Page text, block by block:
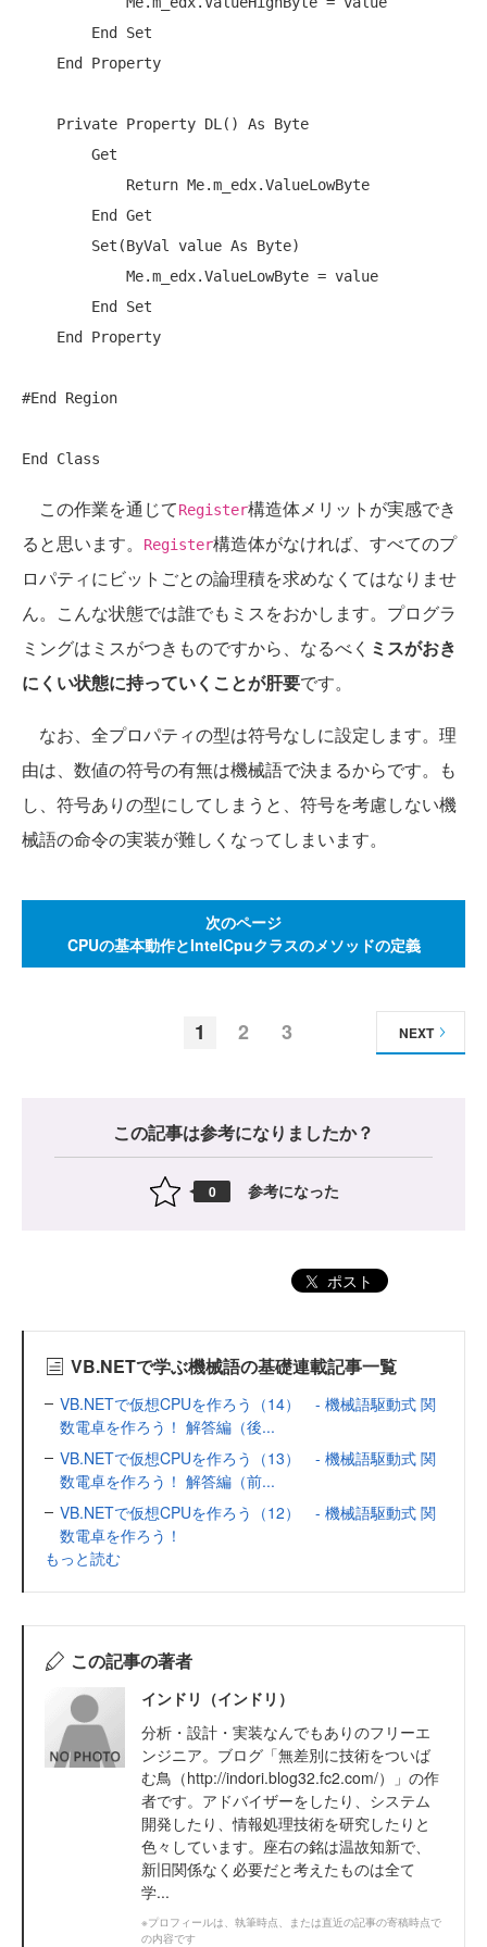
End
Set
End
Property
Private Property DL() As
Byte
Get
Return Me.m_edx.ValueLowByte
End
Get
Set (ByVal value As Byte)
Me.m_edx.ValueLowByte = value
End
Set
End
Property
#End Region
End Class
この作業を通じてRegister構造体メリットが実感でき
ると思います。
Register構造体がなければ、すべてのプ
ロパティにビットごとの論理積を求めなくてはなりませ
ん。こんな状態では誰でもミスをおかします。プログラ
ミングはミスがつきものですから、なるべく ミスがおき
にくい状態に持っていくことが肝要です。
なお、全プロパティの型は符号なしに設定します。理
由は、数値の符号の有無は機械語で決まるからです。も
し、符号ありの型にしてしまうと、符号を考慮しない機
械語の命令の実装が難しくなってしまいます。
次のページ
CPUの基本動作とIntelCpuクラスのメソッドの定義
1 2 3 NEXT
この記事は参考になりましたか？
0 参考になった
ポスト
VB.NETで学ぶ機械語の基礎連載記事一覧
VB.NETで仮想CPUを作ろう（14） - 機械語駆動式 関
数電卓を作ろう！ 解答編（後...
VB.NETで仮想CPUを作ろう（13） - 機械語駆動式 関
数電卓を作ろう！ 解答編（前...
VB.NETで仮想CPUを作ろう（12） - 機械語駆動式 関
数電卓を作ろう！
もっと読む
この記事の著者
インドリ（インドリ）
分析・設計・実装なんでもありのフリーエ
ンジニア。ブログ「無差別に技術をついば
む鳥（http://indori.blog32.fc2.com/）」の作
者です。アドバイザーをしたり、システム
開発したり、情報処理技術を研究したりと
色々しています。座右の銘は温故知新で、
新旧関係なく必要だと考えたものは全て
学...
※プロフィールは、執筆時点、または直近の記事の寄稿時点で
の内容です